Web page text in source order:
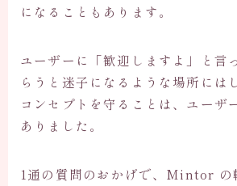
になることもあります。
ユーザーに「歓迎しますよ」と言
らうと迷子になるような場所には
コンセプトを守ることは、ユーザ
ありました。
1通の質問のおかげで、Mintor の